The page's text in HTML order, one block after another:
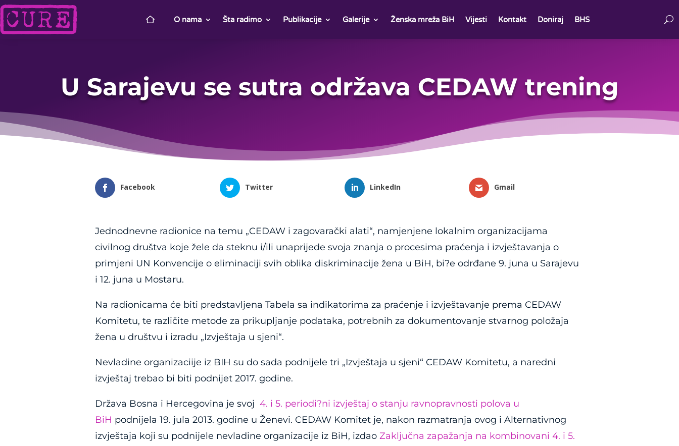
O nama Šta radimo Publikacije Galerije Ženska mreža BiH Vijesti Kontakt Doniraj BHS
U Sarajevu se sutra održava CEDAW trening
Facebook Twitter LinkedIn Gmail
Jednodnevne radionice na temu „CEDAW i zagovarački alati“, namjenjene lokalnim organizacijama
civilnog društva koje žele da steknu i/ili unaprijede svoja znanja o procesima praćenja i izvještavanja o
primjeni UN Konvencije o eliminaciji svih oblika diskriminacije žena u BiH, bi?e odrđane 9. juna u Sarajevu
i 12. juna u Mostaru.
Na radionicama će biti predstavljena Tabela sa indikatorima za praćenje i izvještavanje prema CEDAW
Komitetu, te različite metode za prikupljanje podataka, potrebnih za dokumentovanje stvarnog položaja
žena u društvu i izradu „Izvještaja u sjeni“.
Nevladine organizaciije iz BIH su do sada podnijele tri „Izvještaja u sjeni“ CEDAW Komitetu, a naredni
izvještaj trebao bi biti podnijet 2017. godine.
Država Bosna i Hercegovina je svoj4. i 5. periodi?ni izvještaj o stanju ravnopravnosti polova u
BiH podnijela 19. jula 2013. godine u Ženevi. CEDAW Komitet je, nakon razmatranja ovog i Alternativnog
izvještaja koji su podnijele nevladine organizacije iz BiH, izdaoZaključna zapažanja na kombinovani 4. i 5.